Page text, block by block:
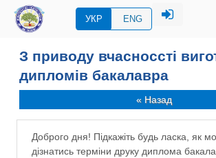
УКР ENG
З приводу вчасноссті
дипломів бакалавра
« Назад
Доброго дня! Підкажіть будь ласка, як
дізнатись терміни друку диплома